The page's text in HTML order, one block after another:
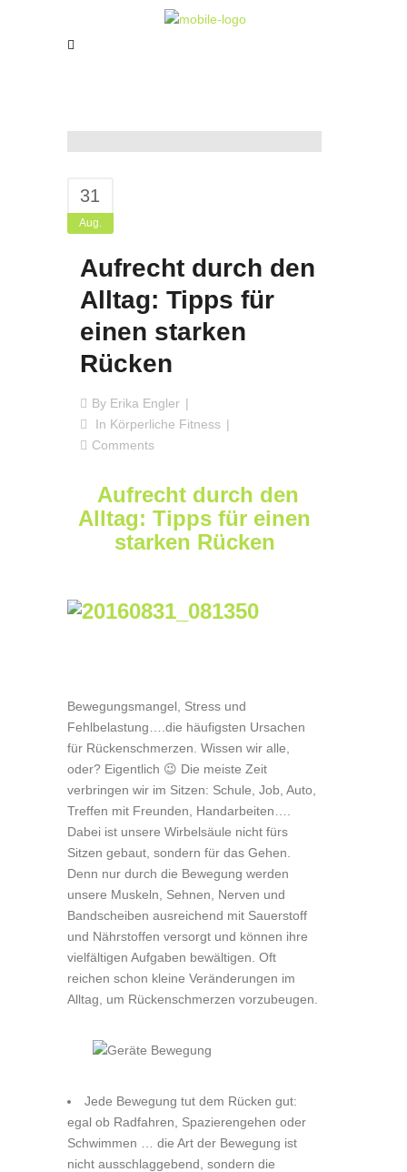
31
Aug.
Aufrecht durch den
Alltag: Tipps für
einen starken
Rücken
By Erika Engler
In Körperliche Fitness
Comments
Aufrecht durch den
Alltag: Tipps für einen
starken Rücken
Bewegungsmangel, Stress und
Fehlbelastung….die häufigsten Ursachen
für Rückenschmerzen. Wissen wir alle,
oder? Eigentlich 😉 Die meiste Zeit
verbringen wir im Sitzen: Schule, Job, Auto,
Treffen mit Freunden, Handarbeiten….
Dabei ist unsere Wirbelsäule nicht fürs
Sitzen gebaut, sondern für das Gehen.
Denn nur durch die Bewegung werden
unsere Muskeln, Sehnen, Nerven und
Bandscheiben ausreichend mit Sauerstoff
und Nährstoffen versorgt und können ihre
vielfältigen Aufgaben bewältigen. Oft
reichen schon kleine Veränderungen im
Alltag, um Rückenschmerzen vorzubeugen.
Jede Bewegung tut dem Rücken gut:
egal ob Radfahren, Spazierengehen oder
Schwimmen … die Art der Bewegung ist
nicht ausschlaggebend, sondern die